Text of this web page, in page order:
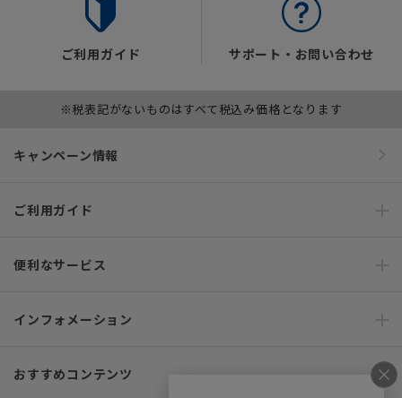
ご利用ガイド サポート・お問い合わせ
※税表記がないものはすべて税込み価格となります
キャンペーン情報
ご利用ガイド
便利なサービス
インフォメーション
おすすめコンテンツ